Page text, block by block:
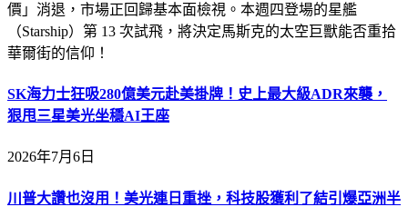
價」消退，市場正回歸基本面檢視。本週四登場的星艦
（Starship）第 13 次試飛，將決定馬斯克的太空巨獸能否重拾
華爾街的信仰！
SK海力士狂吸280億美元赴美掛牌！史上最大級ADR來襲，
狠甩三星美光坐穩AI王座
2026年7月6日
川普大讚也沒用！美光連日重挫，科技股獲利了結引爆亞洲半